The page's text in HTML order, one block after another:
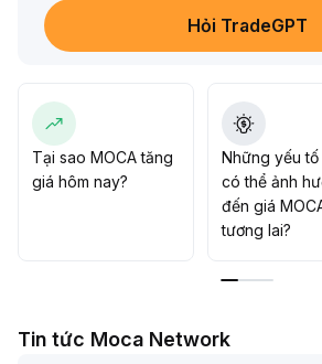
Khuyến nghị nhà đầu tư nên quan
biến của Bitcoin và sự phục hồi khẩu
Hỏi TradeGPT
Tại sao MOCA tăng
giá hôm nay?
Những yếu tố
có thể ảnh
đến giá
tương lai?
Tin tức Moca Network